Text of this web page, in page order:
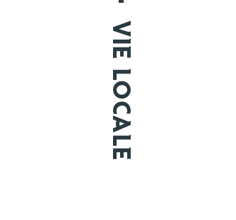
VIE LOCALE